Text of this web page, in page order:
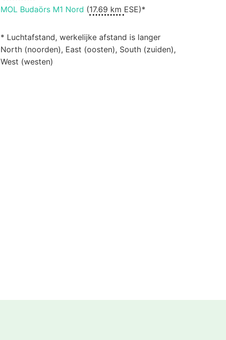
MOL Budaörs M1 Nord (17.69 km ESE)*
* Luchtafstand, werkelijke afstand is langer
North (noorden), East (oosten), South (zuiden),
West (westen)